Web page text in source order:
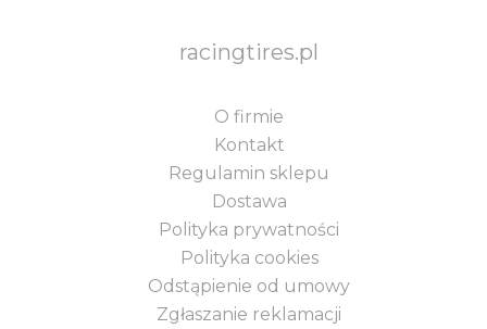
racingtires.pl
O firmie
Kontakt
Regulamin sklepu
Dostawa
Polityka prywatności
Polityka cookies
Odstąpienie od umowy
Zgłaszanie reklamacji